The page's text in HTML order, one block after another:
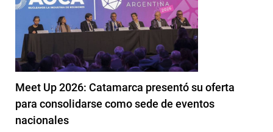
Meet Up 2026: Catamarca presentó su oferta
para consolidarse como sede de eventos
nacionales